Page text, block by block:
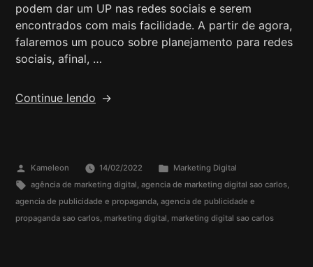
podem dar um UP nas redes sociais e serem
encontrados com mais facilidade. A partir de agora,
falaremos um pouco sobre planejamento para redes
sociais, afinal, …
Continue lendo
Kameleon 14/02/2022
Marketing Digital
agência de marketing digital, agencia de marketing digital sao carlos,
agencia de publicidade e propaganda, agencia de publicidade e
propaganda sao carlos, marketing digital, marketing digital sao carlos